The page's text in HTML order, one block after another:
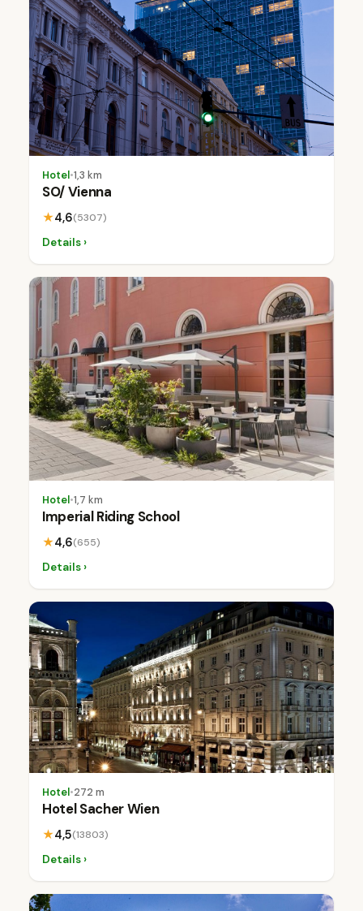
Hotel•1,3 km
SO/ Vienna
★4,6(5307)
Details ›
Hotel•1,7 km
Imperial Riding School
★4,6(655)
Details ›
Hotel•272 m
Hotel Sacher Wien
★4,5(13803)
Details ›